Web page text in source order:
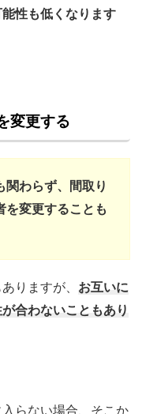
性も低くなります
変更する
わらず、間取り
を変更することも
りますが、 お互いに
合わないこともあり
らない場合、そこか